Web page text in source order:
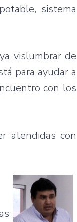
potable, sistema
ya vislumbrarde
para ayudar a
con los
atendidas con